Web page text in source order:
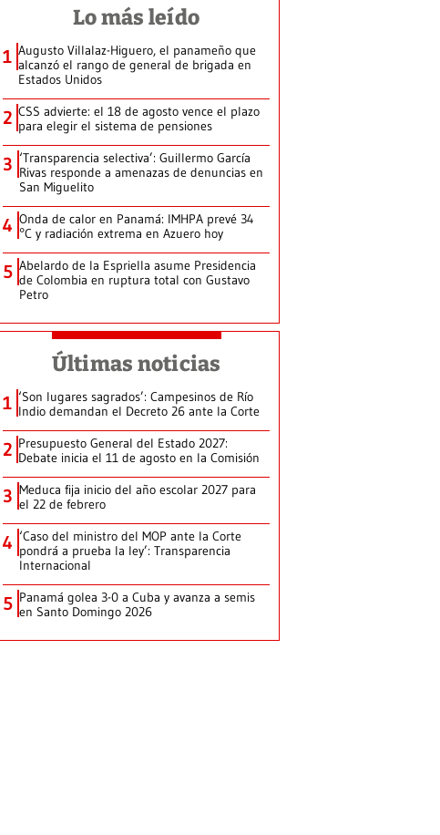
Lo más leído
1 Augusto Villalaz-Higuero, el panameño que
alcanzó el rango de general de brigada en
Estados Unidos
2 CSS advierte: el 18 de agosto vence el plazo
para elegir el sistema de pensiones
3 ‘Transparencia selectiva’: Guillermo García
Rivas responde a amenazas de denuncias en
San Miguelito
4 Onda de calor en Panamá: IMHPA prevé 34
°C y radiación extrema en Azuero hoy
5 Abelardo de la Espriella asume Presidencia
de Colombia en ruptura total con Gustavo
Petro
Últimas noticias
1 ‘Son lugares sagrados’: Campesinos de Río
Indio demandan el Decreto 26 ante la Corte
2 Presupuesto General del Estado 2027:
Debate inicia el 11 de agosto en la Comisión
3 Meduca fija inicio del año escolar 2027 para
el 22 de febrero
4 ‘Caso del ministro del MOP ante la Corte
pondrá a prueba la ley’: Transparencia
Internacional
5 Panamá golea 3-0 a Cuba y avanza a semis
en Santo Domingo 2026